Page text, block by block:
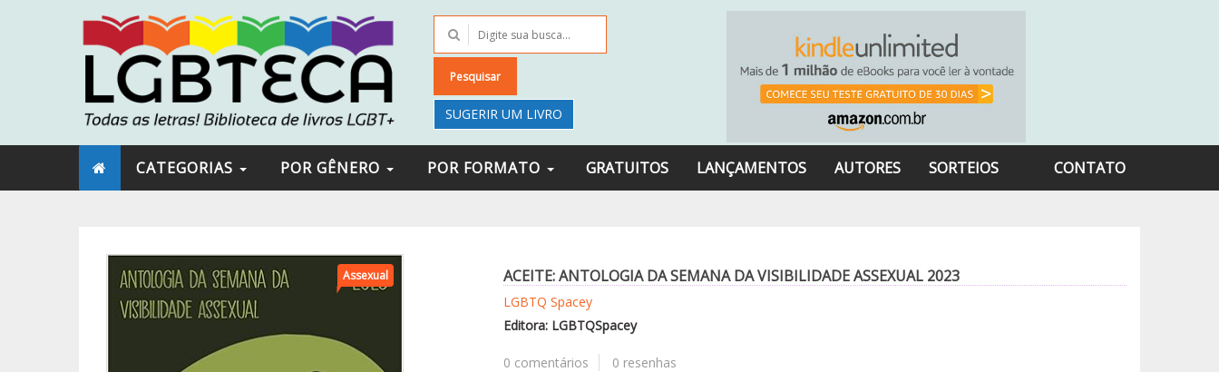
Pesquisar
SUGERIR UM LIVRO
CATEGORIAS POR GÊNERO POR FORMATO GRATUITOS LANÇAMENTOS AUTORES SORTEIOS CONTATO
Assexual ACEITE: ANTOLOGIA DA SEMANA DA VISIBILIDADE ASSEXUAL 2023
LGBTQ Spacey
Editora: LGBTQSpacey
0 comentários
0 resenhas